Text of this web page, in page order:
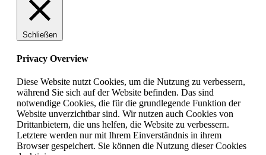
Schließen
Privacy Overview
Diese Website nutzt Cookies, um die Nutzung zu verbessern,
während Sie sich auf der Website befinden. Das sind
notwendige Cookies, die für die grundlegende Funktion der
Website unverzichtbar sind. Wir nutzen auch Cookies von
Drittanbietern, die uns helfen, die Website zu verbessern.
Letztere werden nur mit Ihrem Einverständnis in ihrem
Browser gespeichert. Sie können die Nutzung dieser Cookies